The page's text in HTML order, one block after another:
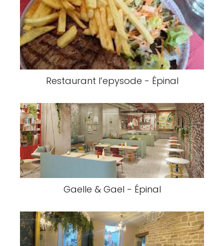
Restaurant l’epysode - Épinal
Gaelle & Gael - Épinal